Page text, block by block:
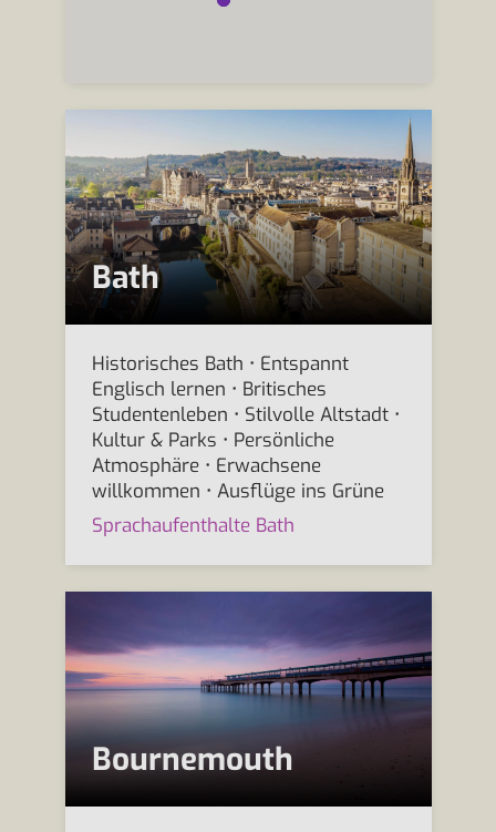
Bath
Historisches Bath • Entspannt
Englisch lernen • Britisches
Studentenleben • Stilvolle Altstadt •
Kultur & Parks • Persönliche
Atmosphäre • Erwachsene
willkommen • Ausflüge ins Grüne
Sprachaufenthalte Bath
Bournemouth